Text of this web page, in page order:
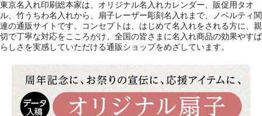
東京名入れ印刷総本家は、オリジナル名入れカレンダー、販促用タオ
ル、竹うちわ名入れから、扇子レーザー彫刻名入れまで、ノベルティ関
連の通販サイトです。コンセプトは、はじめて名入れをされる方に、親
切で丁寧な対応をこころがけ、全国の皆さまに名入れ商品の効果やすば
らしさを実感していただける通販ショップをめざしています。